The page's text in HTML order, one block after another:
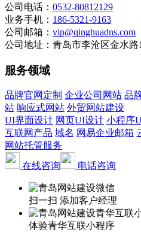
公司电话： 0532-80812129
业务手机： 186-5321-9163
公司邮箱： vip@qinghuadns.com
公司地址：青岛市李沧区金水路
服务领域
品牌官网定制 企业公司网站 品
站 响应式网站 外贸网站建设
UI界面设计 网页UI设计 小程序
互联网产品 域名 网易企业邮箱
网站托管服务
在线咨询
电话咨询
扫一扫 添加客户经理
体验青华互联小程序